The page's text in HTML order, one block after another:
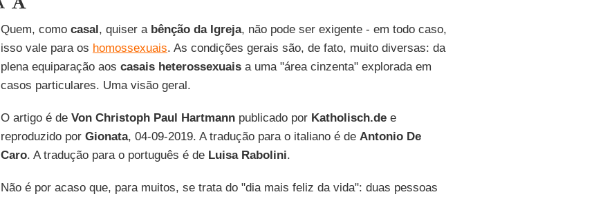
Quem, como casal, quiser a bênção da Igreja, não pode ser exigente - em todo caso,
isso vale para os homossexuais. As condições gerais são, de fato, muito diversas: da
plena equiparação aos casais heterossexuaisa uma "área cinzenta" explorada em
casos particulares. Uma visão geral.
O artigo é de Von Christoph Paul Hartmannpublicado por Katholisch.dee
reproduzido por Gionata, 04-09-2019. A tradução para o italiano é de Antonio De
Caro. A tradução para o português é de Luisa Rabolini.
Não é por acaso que, para muitos, se trata do "dia mais feliz da vida": duas pessoas